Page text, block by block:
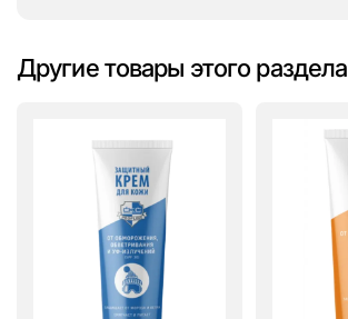
Другие товары этого раздела